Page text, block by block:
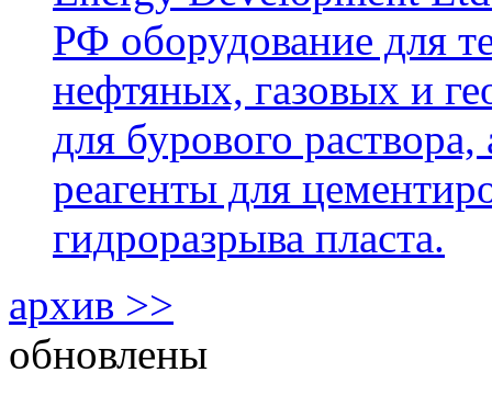
РФ оборудование для
нефтяных, газовых и
для бурового
реагенты для
гидроразрыва пласта.
архив >>
обновлены